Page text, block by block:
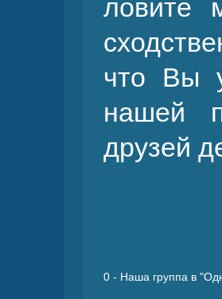
ловите
что Вы
нашей
друзей
0 - Наша группа в